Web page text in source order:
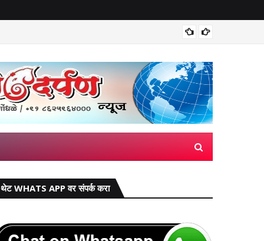
थेट WHATS APP वर संपर्क करा